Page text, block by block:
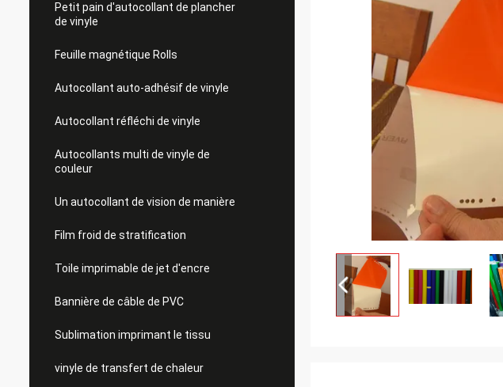
Petit pain d'autocollant de plancher
de vinyle
Feuille magnétique Rolls
Autocollant auto-adhésif de vinyle
Autocollant réfléchi de vinyle
Autocollants multi de vinyle de
couleur
Un autocollant de vision de manière
Film froid de stratification
Toile imprimable de jet d'encre
Bannière de câble de PVC
Sublimation imprimant le tissu
vinyle de transfert de chaleur